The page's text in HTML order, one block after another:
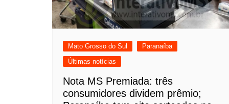
Mato Grosso do Sul
Paranaíba
Últimas notícias
Nota MS Premiada: três
consumidores dividem prêmio;